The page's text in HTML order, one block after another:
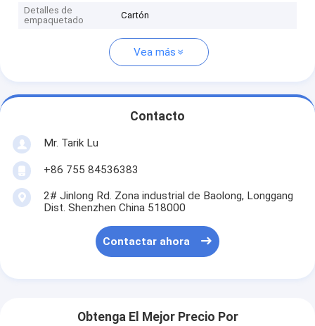
Detalles de
empaquetado
Cartón
Vea más
Contacto
Mr. Tarik Lu
+86 755 84536383
2# Jinlong Rd. Zona industrial de Baolong, Longgang
Dist. Shenzhen China 518000
Contactar ahora
Obtenga El Mejor Precio Por